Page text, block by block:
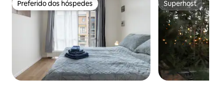
Preferido dos hóspedes
Preferido dos hóspedes Superhost
Superhost